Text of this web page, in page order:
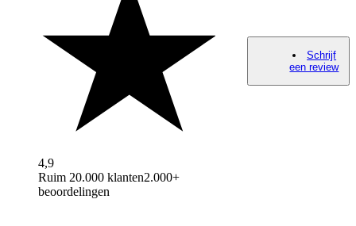
4,9
Ruim 20.000 klanten2.000+
beoordelingen
Schrijf
een review